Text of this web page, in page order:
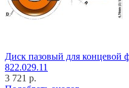
Диск пазовый для концевой
822.029.11
3 721 р.